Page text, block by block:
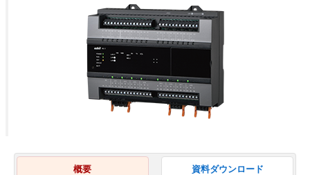
概要 資料ダウンロード